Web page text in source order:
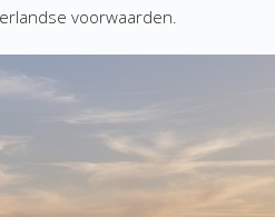
voorwaarden.